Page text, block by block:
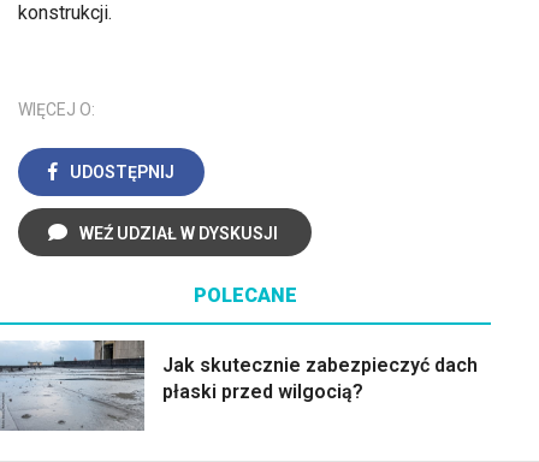
konstrukcji.
WIĘCEJ O:
UDOSTĘPNIJ
WEŹ UDZIAŁ W DYSKUSJI
POLECANE
Jak skutecznie zabezpieczyć dach
płaski przed wilgocią?